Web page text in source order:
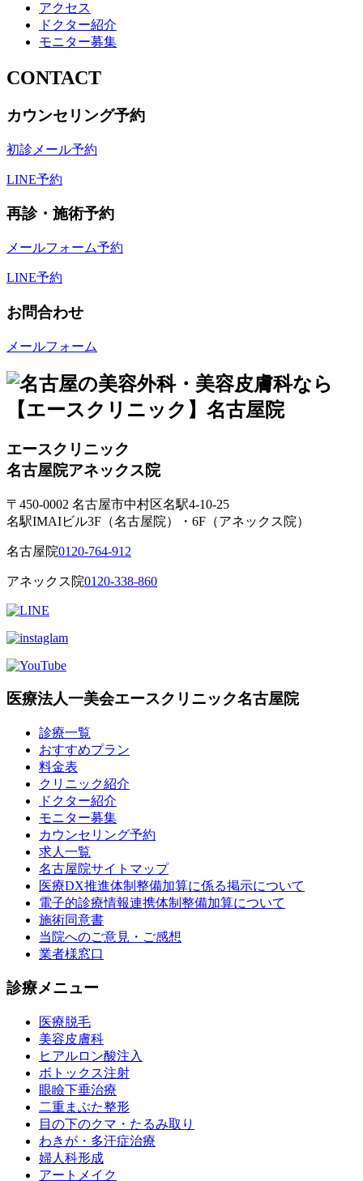
アクセス
ドクター紹介
モニター募集
CONTACT
カウンセリング予約
初診メール予約
LINE予約
再診・施術予約
メールフォーム予約
LINE予約
お問合わせ
メールフォーム
エースクリニック
名古屋院アネックス院
〒450-0002 名古屋市中村区名駅4-10-25
名駅IMAIビル3F（名古屋院）・6F（アネックス院）
名古屋院0120-764-912
アネックス院0120-338-860
医療法人一美会エースクリニック名古屋院
診療一覧
おすすめプラン
料金表
クリニック紹介
ドクター紹介
モニター募集
カウンセリング予約
求人一覧
名古屋院サイトマップ
医療DX推進体制整備加算に係る掲示について
電子的診療情報連携体制整備加算について
施術同意書
当院へのご意見・ご感想
業者様窓口
診療メニュー
医療脱毛
美容皮膚科
ヒアルロン酸注入
ボトックス注射
眼瞼下垂治療
二重まぶた整形
目の下のクマ・たるみ取り
わきが・多汗症治療
婦人科形成
アートメイク